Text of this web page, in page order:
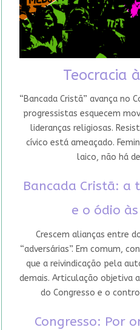
Teocracia
“Bancada Cristã” avança no
progressistas esquecem
lideranças religiosas.
cívico está ameaçado.
laico, não há
Bancada Cristã: a
e o ódio
Crescem alianças entre
“adversárias”. Em comum,
que a reivindicação pela
demais. Articulação objetiva
do Congresso e o
Congresso: Por